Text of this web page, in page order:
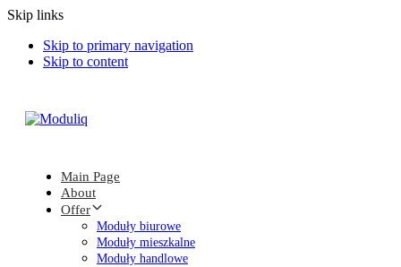
Skip links
Skip to primary navigation
Skip to content
Main Page
About
Offer
Moduły biurowe
Moduły mieszkalne
Moduły handlowe